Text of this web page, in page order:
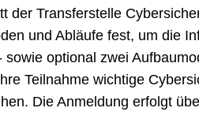
der Transferstelle
und Abläufe fest, um die
sowie optional zwei
Teilnahme wichtige
Die Anmeldung erfolgt